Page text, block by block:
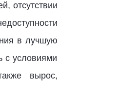
отсутствии
в лучшую
с условиями
вырос,